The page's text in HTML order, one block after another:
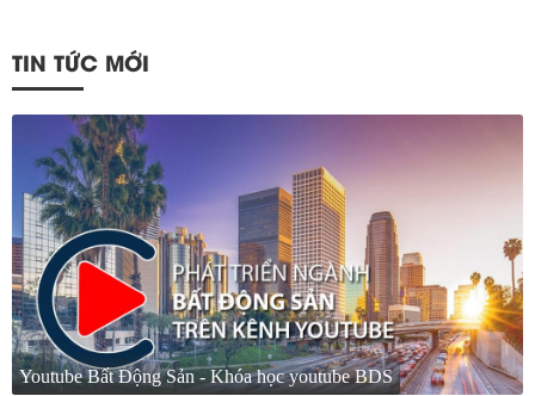
TIN TỨC MỚI
Youtube Bất Động Sản - Khóa học youtube BDS